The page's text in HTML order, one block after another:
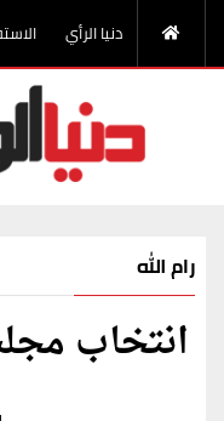
دنيا الرأي
رام الله
انتخاب